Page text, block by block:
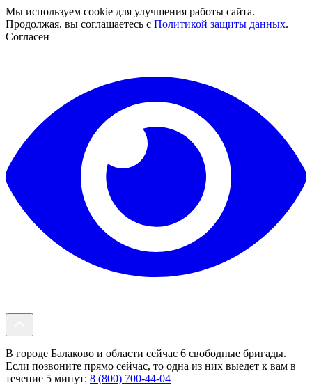
Мы используем cookie для улучшения работы сайта.
Продолжая, вы соглашаетесь с Политикой защиты данных.
Согласен
В городе Балаково и области сейчас 6 свободные бригады.
Если позвоните прямо сейчас, то одна из них выедет к вам в
течение 5 минут: 8 (800) 700-44-04